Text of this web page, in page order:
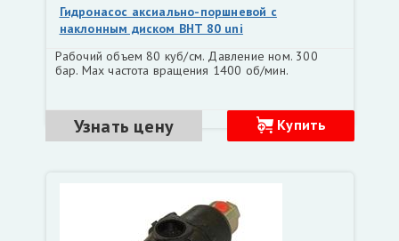
Гидронасос аксиально-поршневой с
наклонным диском BHT 80 uni
Рабочий объем 80 куб/см. Давление ном. 300
бар. Мах частота вращения 1400 об/мин.
Узнать цену Купить